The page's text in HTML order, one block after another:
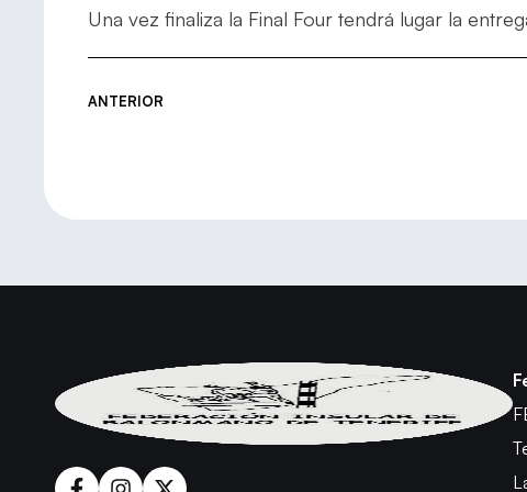
Una vez finaliza la Final Four tendrá lugar la
ANTERIOR